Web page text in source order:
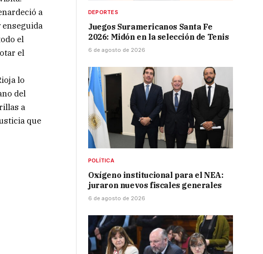
a
enseguida
el
el
lo
del
a
que
DEPORTES
Juegos Suramericanos Santa Fe
2026: Midón en la selección de Tenis
6 de agosto de 2026
POLÍTICA
Oxígeno institucional para el NEA:
juraron nuevos fiscales generales
6 de agosto de 2026